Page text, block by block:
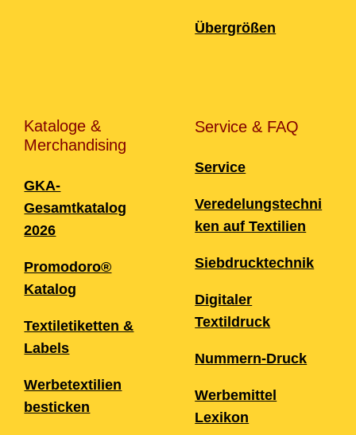
Übergrößen
Kataloge &
Merchandising
GKA-
Gesamtkatalog
2026
Promodoro®
Katalog
Textiletiketten &
Labels
Werbetextilien
besticken
Service & FAQ
Service
Veredelungstechni
ken auf Textilien
Siebdrucktechnik
Digitaler
Textildruck
Nummern-Druck
Werbemittel
Lexikon